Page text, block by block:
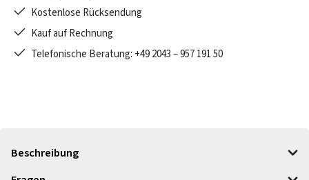
Kostenlose Rücksendung
Kauf auf Rechnung
Telefonische Beratung: +49 2043 – 957 191 50
Beschreibung